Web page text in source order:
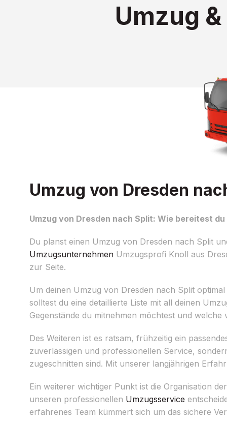
Umzug
Umzug von Dresden
Umzug von Dresden nach Split: Wie bereitest
Du planst einen Umzug von Dresden nach Split
Umzugsunternehmen Umzugsprofi Knoll aus
zur Seite.
Um deinen Umzug von Dresden nach Split
solltest du eine detaillierte Liste mit all deinen
Gegenstände du mitnehmen möchtest und
Des Weiteren ist es ratsam, frühzeitig ein
zuverlässigen und professionellen Service,
zugeschnitten sind. Mit unserer langjährigen
Ein weiterer wichtiger Punkt ist die Organisation
unseren professionellen Umzugsservice
erfahrenes Team kümmert sich um das sichere